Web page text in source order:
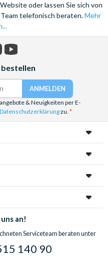
oder lassen Sie sich von
telefonisch beraten.Mehr
& Neuigkeiten per E-
Datenschutzerklärungzu.
an!
Serviceteam beraten unter
140 90